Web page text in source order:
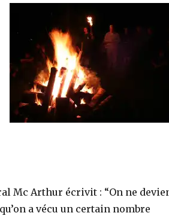
Mc Arthur écrivit : “On ne
a vécu un certain nombre